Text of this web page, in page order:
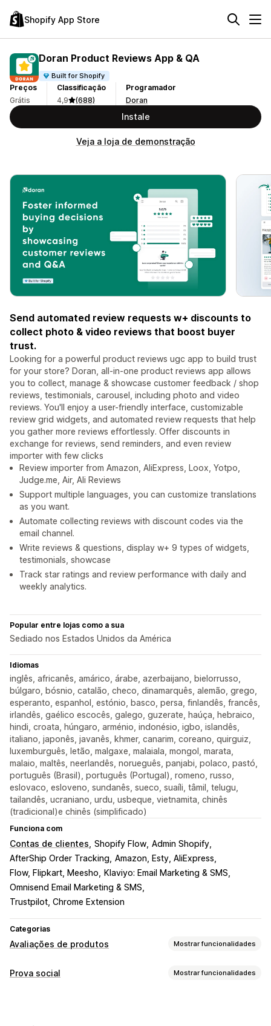
Shopify App Store
Doran Product Reviews App & QA
Built for Shopify
Preços
Grátis
Classificação
4,9
(688)
Programador
Doran
Instale
Veja a loja de demonstração
Send automated review requests w+ discounts to
collect photo & video reviews that boost buyer
trust.
Looking for a powerful product reviews ugc app to build trust
for your store? Doran, all-in-one product reviews app allows
you to collect, manage & showcase customer feedback / shop
reviews, testimonials, carousel, including photo and video
reviews. You'll enjoy a user-friendly interface, customizable
review grid widgets, and automated review requests that help
you gather more reviews effortlessly. Offer discounts in
exchange for reviews, send reminders, and even review
importer with few clicks
Review importer from Amazon, AliExpress, Loox, Yotpo,
Judge.me, Air, Ali Reviews
Support multiple languages, you can customize translations
as you want.
Automate collecting reviews with discount codes via the
email channel.
Write reviews & questions, display w+ 9 types of widgets,
testimonials, showcase
Track star ratings and review performance with daily and
weekly analytics.
Popular entre lojas como a sua
Sediado nos Estados Unidos da América
Idiomas
inglês, africanês, amárico, árabe, azerbaijano, bielorrusso,
búlgaro, bósnio, catalão, checo, dinamarquês, alemão, grego,
esperanto, espanhol, estónio, basco, persa, finlandês, francês,
irlandês, gaélico escocês, galego, guzerate, haúça, hebraico,
hindi, croata, húngaro, arménio, indonésio, igbo, islandês,
italiano, japonês, javanês, khmer, canarim, coreano, quirguiz,
luxemburguês, letão, malgaxe, malaiala, mongol, marata,
malaio, maltês, neerlandês, norueguês, panjabi, polaco, pastó,
português (Brasil), português (Portugal), romeno, russo,
eslovaco, esloveno, sundanês, sueco, suaíli, tâmil, telugu,
tailandês, ucraniano, urdu, usbeque, vietnamita, chinês
(tradicional)e chinês (simplificado)
Funciona com
Contas de clientes Shopify Flow Admin Shopify
AfterShip Order Tracking Amazon, Esty, AliExpress
Flow, Flipkart, Meesho
Klaviyo: Email Marketing & SMS
Omnisend Email Marketing & SMS
Trustpilot, Chrome Extension
Categorias
Avaliações de produtos Mostrar funcionalidades
Opções de apresentação
Prova social Mostrar funcionalidades